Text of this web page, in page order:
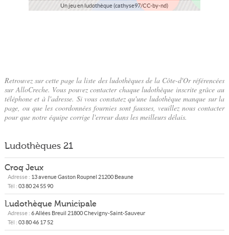
Un jeu en ludothèque (cathyse97/CC-by-nd)
Retrouvez sur cette page la liste des ludothèques de la Côte-d'Or référencées
sur AlloCreche. Vous pouvez contacter chaque ludothèque inscrite grâce au
téléphone et à l'adresse. Si vous constatez qu'une ludothèque manque sur la
page, ou que les coordonnées fournies sont fausses, veuillez nous contacter
pour que notre équipe corrige l'erreur dans les meilleurs délais.
Ludothèques 21
Croq Jeux
Adresse : 13 avenue Gaston Roupnel 21200 Beaune
Tél : 03 80 24 55 90
Ludothèque Municipale
Adresse : 6 Allées Breuil 21800Chevigny-Saint-Sauveur
Tél : 03 80 46 17 52